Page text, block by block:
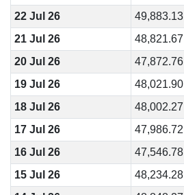
22 Jul 26
49,883.13
21 Jul 26
48,821.67
20 Jul 26
47,872.76
19 Jul 26
48,021.90
18 Jul 26
48,002.27
17 Jul 26
47,986.72
16 Jul 26
47,546.78
15 Jul 26
48,234.28